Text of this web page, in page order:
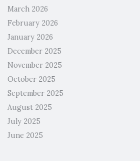
March 2026
February 2026
January 2026
December 2025
November 2025
October 2025
September 2025
August 2025
July 2025
June 2025